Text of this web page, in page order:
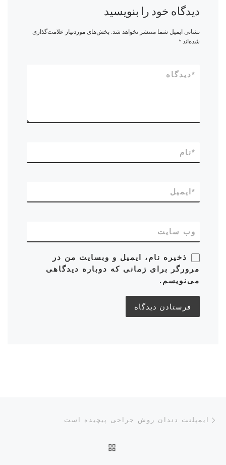
دیدگاه خود را بنویسید
نشانی ایمیل شما منتشر نخواهد شد. بخش‌های موردنیاز علامت‌گذاری
شده‌اند*
دیدگاه*
نام*
ایمیل *
وب‌ سایت
ذخیره نام، ایمیل و وبسایت من در
مرورگر برای زمانی که دوباره دیدگاهی
می‌نویسم.
ناوبری پست‌ها
ایمپلنت دندان روش جراحی پیچیده است
بازگشت به صفحه اصلی